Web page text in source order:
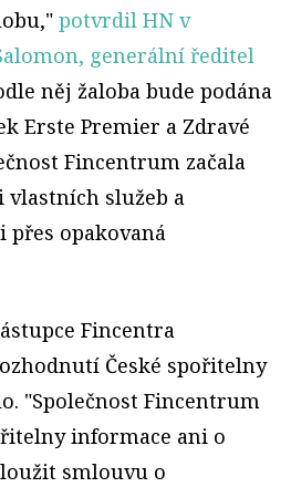
potvrdil HN v
generální ředitel
něj žaloba bude podána
Erste Premier a Zdravé
Fincentrum začala
služeb a
přes opakovaná
Fincentra
České spořitelny
"Společnost Fincentrum
informace ani o
smlouvu o